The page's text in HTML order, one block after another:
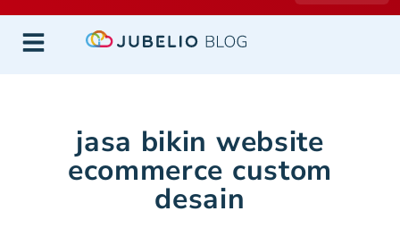
jasa bikin website
ecommerce custom
desain